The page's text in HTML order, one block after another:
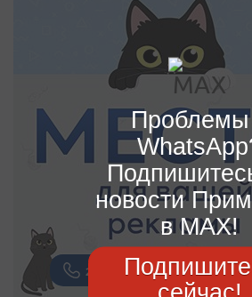
Проблемы
новости
в MAX!